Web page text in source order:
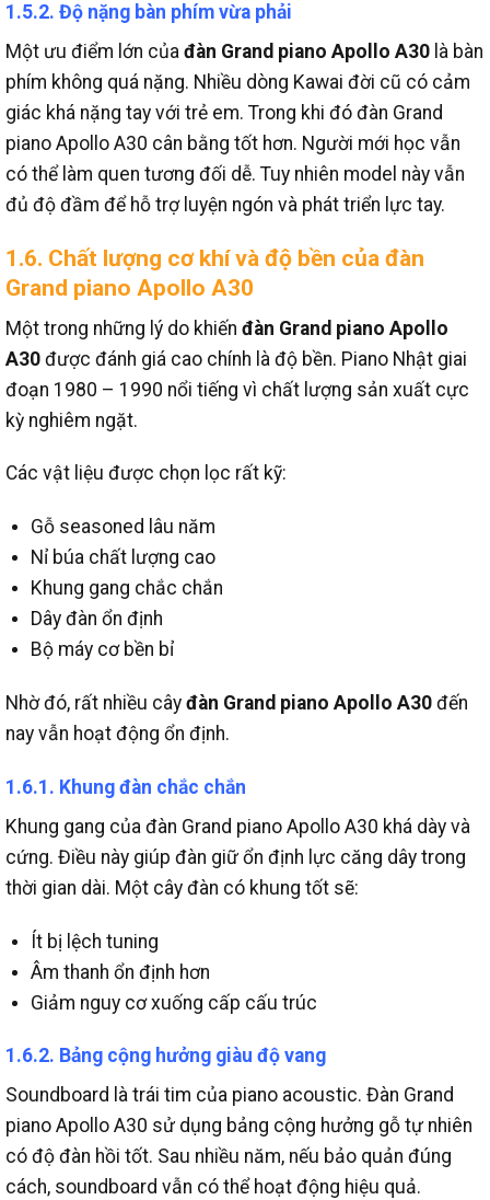
1.5.2. Độ nặng bàn phím vừa phải
Một ưu điểm lớn của đàn Grand piano Apollo A30 là bàn
phím không quá nặng. Nhiều dòng Kawai đời cũ có cảm
giác khá nặng tay với trẻ em. Trong khi đó đàn Grand
piano Apollo A30 cân bằng tốt hơn. Người mới học vẫn
có thể làm quen tương đối dễ. Tuy nhiên model này vẫn
đủ độ đầm để hỗ trợ luyện ngón và phát triển lực tay.
1.6. Chất lượng cơ khí và độ bền của đàn
Grand piano Apollo A30
Một trong những lý do khiến đàn Grand piano Apollo
A30 được đánh giá cao chính là độ bền. Piano Nhật giai
đoạn 1980 – 1990 nổi tiếng vì chất lượng sản xuất cực
kỳ nghiêm ngặt.
Các vật liệu được chọn lọc rất kỹ:
Gỗ seasoned lâu năm
Nỉ búa chất lượng cao
Khung gang chắc chắn
Dây đàn ổn định
Bộ máy cơ bền bỉ
Nhờ đó, rất nhiều cây đàn Grand piano Apollo A30 đến
nay vẫn hoạt động ổn định.
1.6.1. Khung đàn chắc chắn
Khung gang của đàn Grand piano Apollo A30 khá dày và
cứng. Điều này giúp đàn giữ ổn định lực căng dây trong
thời gian dài. Một cây đàn có khung tốt sẽ:
Ít bị lệch tuning
Âm thanh ổn định hơn
Giảm nguy cơ xuống cấp cấu trúc
1.6.2. Bảng cộng hưởng giàu độ vang
Soundboard là trái tim của piano acoustic. Đàn Grand
piano Apollo A30 sử dụng bảng cộng hưởng gỗ tự nhiên
có độ đàn hồi tốt. Sau nhiều năm, nếu bảo quản đúng
cách, soundboard vẫn có thể hoạt động hiệu quả.